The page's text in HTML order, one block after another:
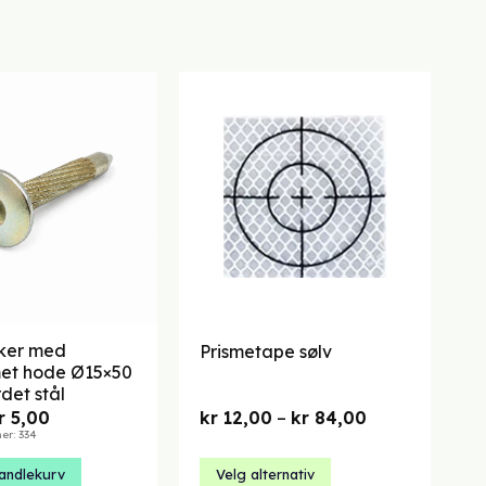
med
hode Ø15×50
stål
7,14.
5,00
334
Prismetape sølv
kr12,00 – kr84,00Prisområde:
Velg alternativ